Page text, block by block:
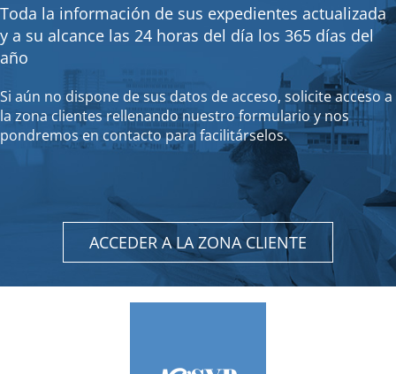
Toda la información de sus expedientes actualizada
y a su alcance las 24 horas del día los 365 días del
año
Si aún no dispone de sus datos de acceso, solicite acceso a
la zona clientes rellenando nuestro formulario y nos
pondremos en contacto para facilitárselos.
ACCEDER A LA ZONA CLIENTE